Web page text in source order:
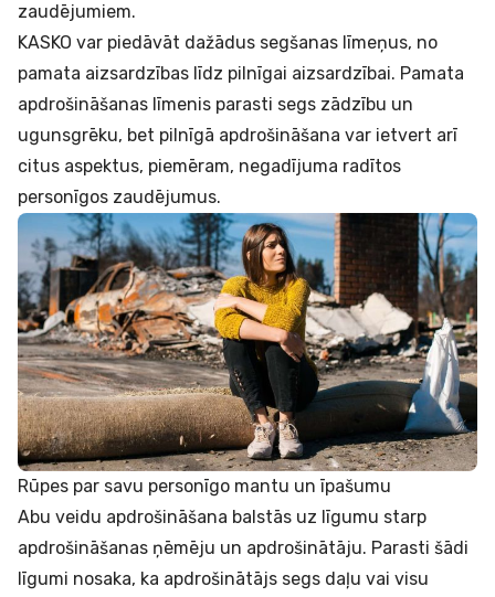
zaudējumiem.
KASKO var piedāvāt dažādus segšanas līmeņus, no
pamata aizsardzības līdz pilnīgai aizsardzībai. Pamata
apdrošināšanas līmenis parasti segs zādzību un
ugunsgrēku, bet pilnīgā apdrošināšana var ietvert arī
citus aspektus, piemēram, negadījuma radītos
personīgos zaudējumus.
Rūpes par savu personīgo mantu un īpašumu
Abu veidu apdrošināšana balstās uz līgumu starp
apdrošināšanas ņēmēju un apdrošinātāju. Parasti šādi
līgumi nosaka, ka apdrošinātājs segs daļu vai visu